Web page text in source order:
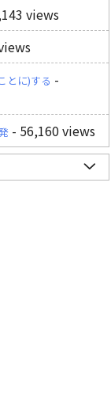
views
とに)する -
- 56,160 views